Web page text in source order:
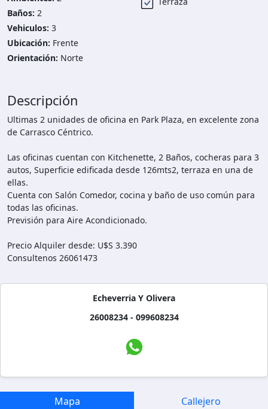
Baños: 2
Vehiculos: 3
Ubicación: Frente
Orientación: Norte
Descripción
Ultimas 2 unidades de oficina en Park Plaza, en excelente zona
de Carrasco Céntrico.
Las oficinas cuentan con Kitchenette, 2 Baños, cocheras para 3
autos, Superficie edificada desde 126mts2, terraza en una de
ellas.
Cuenta con Salón Comedor, cocina y baño de uso común para
todas las oficinas.
Previsión para Aire Acondicionado.
Precio Alquiler desde: U$S 3.390
Consultenos 26061473
Echeverria Y Olivera
26008234 - 099608234
Mapa Callejero